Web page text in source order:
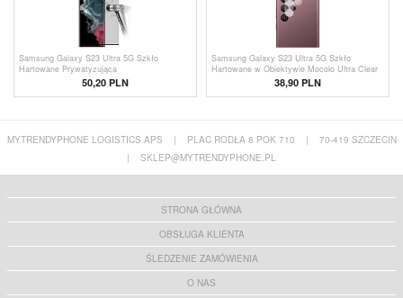
Samsung Galaxy S23 Ultra 5G Szkło
Hartowane Prywatyzująca
50,20 PLN
Samsung Galaxy S23 Ultra 5G Szkło
Hartowane w Obiektywie Mocolo Ultra Clear
38,90 PLN
MYTRENDYPHONE LOGISTICS APS | PLAC RODŁA 8 POK 710 |
70-419 SZCZECIN
|
SKLEP@MYTRENDYPHONE.PL
STRONA GŁÓWNA
OBSŁUGA KLIENTA
ŚLEDZENIE ZAMÓWIENIA
O NAS